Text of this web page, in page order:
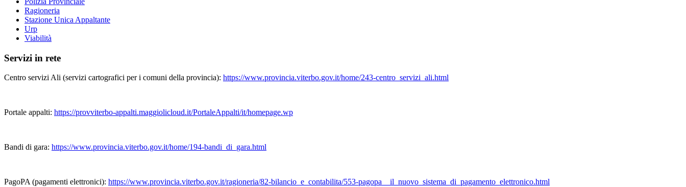
Ragioneria
Stazione Unica Appaltante
Urp
Viabilità
Servizi in rete
Centro servizi Ali (servizi cartografici per i comuni della provincia): https://www.provincia.viterbo.gov.it/home/243-centro_servizi_ali.html
Portale appalti: https://provviterbo-appalti.maggiolicloud.it/PortaleAppalti/it/homepage.wp
Bandi di gara: https://www.provincia.viterbo.gov.it/home/194-bandi_di_gara.html
PagoPA (pagamenti elettronici): https://www.provincia.viterbo.gov.it/ragioneria/82-bilancio_e_contabilita/553-pagopa__il_nuovo_sistema_di_pagamento_elettronico.html